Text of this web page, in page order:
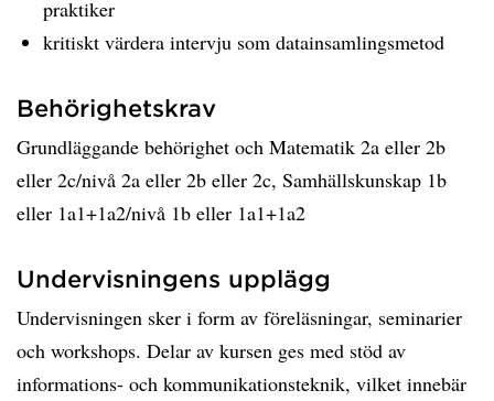
praktiker
kritiskt värdera intervju som datainsamlingsmetod
Behörighetskrav
Grundläggande behörighet och Matematik 2a eller 2b
eller 2c/nivå 2a eller 2b eller 2c, Samhällskunskap 1b
eller 1a1+1a2/nivå 1b eller 1a1+1a2
Undervisningens upplägg
Undervisningen sker i form av föreläsningar, seminarier
och workshops. Delar av kursen ges med stöd av
informations- och kommunikationsteknik, vilket innebär